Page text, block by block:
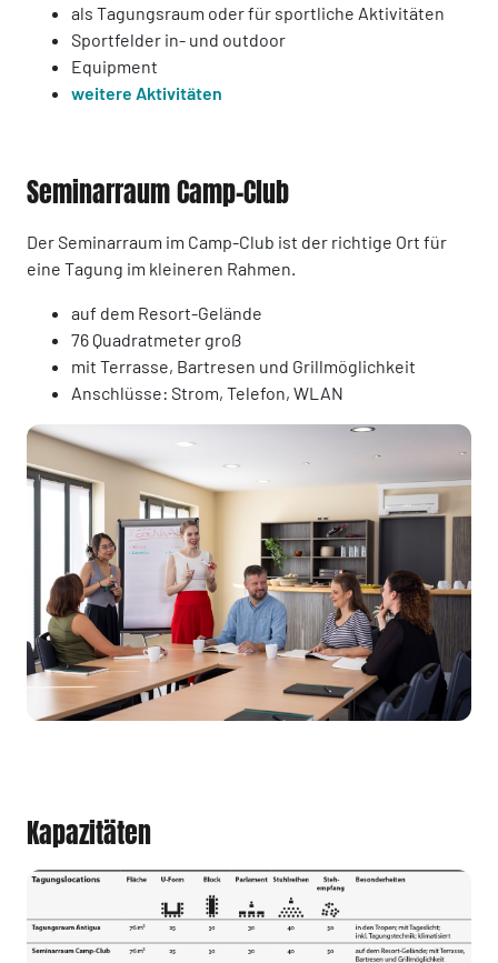
als Tagungsraum oder für sportliche Aktivitäten
Sportfelder in- und outdoor
Equipment
weitere Aktivitäten
Seminarraum Camp-Club
Der Seminarraum im Camp-Club ist der richtige Ort für
eine Tagung im kleineren Rahmen.
auf dem Resort-Gelände
76 Quadratmeter groß
mit Terrasse, Bartresen und Grillmöglichkeit
Anschlüsse: Strom, Telefon, WLAN
Kapazitäten